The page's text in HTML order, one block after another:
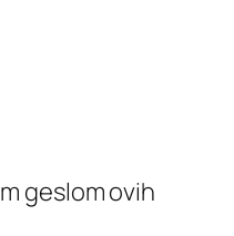
geslom ovih